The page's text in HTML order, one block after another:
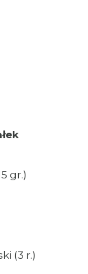
gr.)
(3 r.)